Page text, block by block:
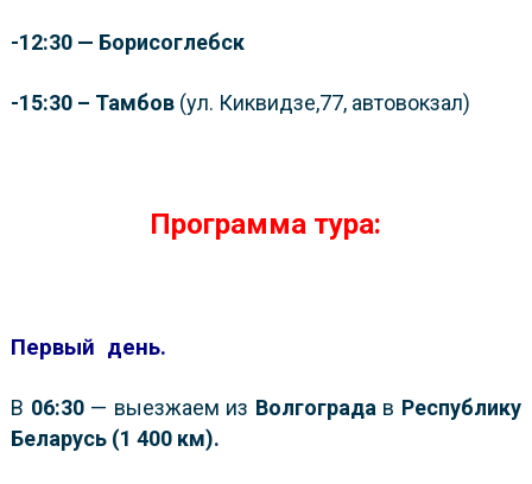
-12:30 — Борисоглебск
-15:30 – Тамбов (ул. Киквидзе,77, автовокзал)
Программа тура:
Первый день.
В 06:30 — выезжаем из Волгограда в Республику
Беларусь (1 400 км).